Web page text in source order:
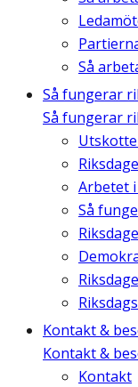
Så
Så fungerar
Så fungerar
Arbetet
Så
Kontakt &
Kontakt &
Kontakt